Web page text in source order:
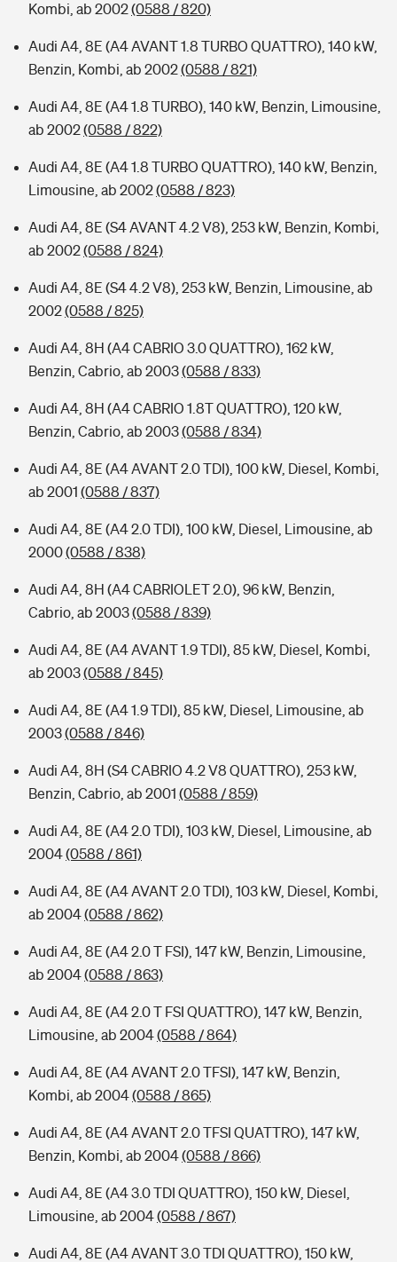
Kombi, ab 2002(0588 / 820)
Audi A4, 8E (A4 AVANT 1.8 TURBO QUATTRO), 140 kW,
Benzin, Kombi, ab 2002(0588 / 821)
Audi A4, 8E (A4 1.8 TURBO), 140 kW, Benzin, Limousine,
ab 2002(0588 / 822)
Audi A4, 8E (A4 1.8 TURBO QUATTRO), 140 kW, Benzin,
Limousine, ab 2002(0588 / 823)
Audi A4, 8E (S4 AVANT 4.2 V8), 253 kW, Benzin, Kombi,
ab 2002(0588 / 824)
Audi A4, 8E (S4 4.2 V8), 253 kW, Benzin, Limousine, ab
2002(0588 / 825)
Audi A4, 8H (A4 CABRIO 3.0 QUATTRO), 162 kW,
Benzin, Cabrio, ab 2003(0588 / 833)
Audi A4, 8H (A4 CABRIO 1.8T QUATTRO), 120 kW,
Benzin, Cabrio, ab 2003(0588 / 834)
Audi A4, 8E (A4 AVANT 2.0 TDI), 100 kW, Diesel, Kombi,
ab 2001 (0588 / 837)
Audi A4, 8E (A4 2.0 TDI), 100 kW, Diesel, Limousine, ab
2000(0588 / 838)
Audi A4, 8H (A4 CABRIOLET 2.0), 96 kW, Benzin,
Cabrio, ab 2003(0588 / 839)
Audi A4, 8E (A4 AVANT 1.9 TDI), 85 kW, Diesel, Kombi,
ab 2003(0588 / 845)
Audi A4, 8E (A4 1.9 TDI), 85 kW, Diesel, Limousine, ab
2003(0588 / 846)
Audi A4, 8H (S4 CABRIO 4.2 V8 QUATTRO), 253 kW,
Benzin, Cabrio, ab 2001 (0588 / 859)
Audi A4, 8E (A4 2.0 TDI), 103 kW, Diesel, Limousine, ab
2004(0588 / 861)
Audi A4, 8E (A4 AVANT 2.0 TDI), 103 kW, Diesel, Kombi,
ab 2004(0588 / 862)
Audi A4, 8E (A4 2.0 T FSI), 147 kW, Benzin, Limousine,
ab 2004(0588 / 863)
Audi A4, 8E (A4 2.0 T FSI QUATTRO), 147 kW, Benzin,
Limousine, ab 2004(0588 / 864)
Audi A4, 8E (A4 AVANT 2.0 TFSI), 147 kW, Benzin,
Kombi, ab 2004(0588 / 865)
Audi A4, 8E (A4 AVANT 2.0 TFSI QUATTRO), 147 kW,
Benzin, Kombi, ab 2004(0588 / 866)
Audi A4, 8E (A4 3.0 TDI QUATTRO), 150 kW, Diesel,
Limousine, ab 2004(0588 / 867)
Audi A4, 8E (A4 AVANT 3.0 TDI QUATTRO), 150 kW,